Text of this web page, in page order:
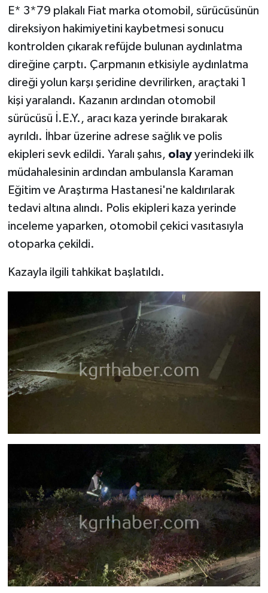
E* 3*79 plakalı Fiat marka otomobil, sürücüsünün
direksiyon hakimiyetini kaybetmesi sonucu
kontrolden çıkarak refüjde bulunan aydınlatma
direğine çarptı. Çarpmanın etkisiyle aydınlatma
direği yolun karşı şeridine devrilirken, araçtaki 1
kişi yaralandı. Kazanın ardından otomobil
sürücüsü İ.E.Y., aracı kaza yerinde bırakarak
ayrıldı. İhbar üzerine adrese sağlık ve polis
ekipleri sevk edildi. Yaralı şahıs, olay yerindeki ilk
müdahalesinin ardından ambulansla Karaman
Eğitim ve Araştırma Hastanesi'ne kaldırılarak
tedavi altına alındı. Polis ekipleri kaza yerinde
inceleme yaparken, otomobil çekici vasıtasıyla
otoparka çekildi.
Kazayla ilgili tahkikat başlatıldı.